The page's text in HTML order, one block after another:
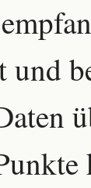
und